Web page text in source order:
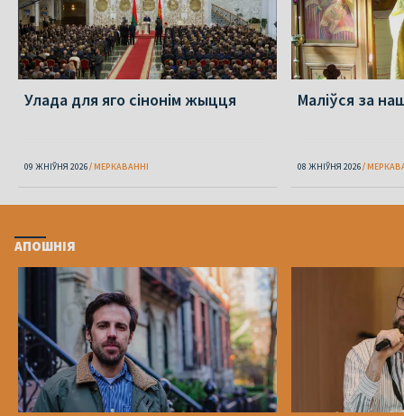
Улада для яго сінонім жыцця
09 ЖНІЎНЯ 2026 МЕРКАВАННI
Маліўся за
08 ЖНІЎНЯ 2026
АПОШНІЯ